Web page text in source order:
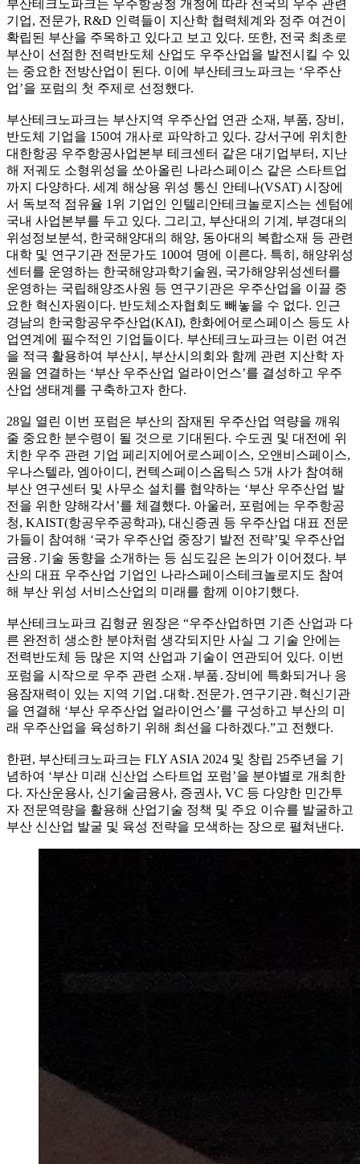
부산테크노파크는 우주항공청 개청에 따라 전국의 우주 관련
기업, 전문가, R&D 인력들이 지산학 협력체계와 정주 여건이
확립된 부산을 주목하고 있다고 보고 있다. 또한, 전국 최초로
부산이 선점한 전력반도체 산업도 우주산업을 발전시킬 수 있
는 중요한 전방산업이 된다. 이에 부산테크노파크는 ‘우주산
업’을 포럼의 첫 주제로 선정했다.
부산테크노파크는 부산지역 우주산업 연관 소재, 부품, 장비,
반도체 기업을 150여 개사로 파악하고 있다. 강서구에 위치한
대한항공 우주항공사업본부 테크센터 같은 대기업부터, 지난
해 저궤도 소형위성을 쏘아올린 나라스페이스 같은 스타트업
까지 다양하다. 세계 해상용 위성 통신 안테나(VSAT) 시장에
서 독보적 점유율 1위 기업인 인텔리안테크놀로지스는 센텀에
국내 사업본부를 두고 있다. 그리고, 부산대의 기계, 부경대의
위성정보분석, 한국해양대의 해양, 동아대의 복합소재 등 관련
대학 및 연구기관 전문가도 100여 명에 이른다. 특히, 해양위성
센터를 운영하는 한국해양과학기술원, 국가해양위성센터를
운영하는 국립해양조사원 등 연구기관은 우주산업을 이끌 중
요한 혁신자원이다. 반도체소자협회도 빼놓을 수 없다. 인근
경남의 한국항공우주산업(KAI), 한화에어로스페이스 등도 사
업연계에 필수적인 기업들이다. 부산테크노파크는 이런 여건
을 적극 활용하여 부산시, 부산시의회와 함께 관련 지산학 자
원을 연결하는 ‘부산 우주산업 얼라이언스’를 결성하고 우주
산업 생태계를 구축하고자 한다.
28일 열린 이번 포럼은 부산의 잠재된 우주산업 역량을 깨워
줄 중요한 분수령이 될 것으로 기대된다. 수도권 및 대전에 위
치한 우주 관련 기업 페리지에어로스페이스, 오앤비스페이스,
우나스텔라, 엠아이디, 컨텍스페이스옵틱스 5개 사가 참여해
부산 연구센터 및 사무소 설치를 협약하는 ‘부산 우주산업 발
전을 위한 양해각서’를 체결했다. 아울러, 포럼에는 우주항공
청, KAIST(항공우주공학과), 대신증권 등 우주산업 대표 전문
가들이 참여해 ‘국가 우주산업 중장기 발전 전략’및 우주산업
금융․기술 동향을 소개하는 등 심도깊은 논의가 이어졌다. 부
산의 대표 우주산업 기업인 나라스페이스테크놀로지도 참여
해 부산 위성 서비스산업의 미래를 함께 이야기했다.
부산테크노파크 김형균 원장은 “우주산업하면 기존 산업과 다
른 완전히 생소한 분야처럼 생각되지만 사실 그 기술 안에는
전력반도체 등 많은 지역 산업과 기술이 연관되어 있다. 이번
포럼을 시작으로 우주 관련 소재․부품․장비에 특화되거나 응
용잠재력이 있는 지역 기업․대학․전문가․연구기관․혁신기관
을 연결해 ‘부산 우주산업 얼라이언스’를 구성하고 부산의 미
래 우주산업을 육성하기 위해 최선을 다하겠다.”고 전했다.
한편, 부산테크노파크는 FLY ASIA 2024 및 창립 25주년을 기
념하여 ‘부산 미래 신산업 스타트업 포럼’을 분야별로 개최한
다. 자산운용사, 신기술금융사, 증권사, VC 등 다양한 민간투
자 전문역량을 활용해 산업기술 정책 및 주요 이슈를 발굴하고
부산 신산업 발굴 및 육성 전략을 모색하는 장으로 펼쳐낸다.